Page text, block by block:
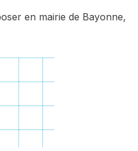
en mairie de Bayonne,